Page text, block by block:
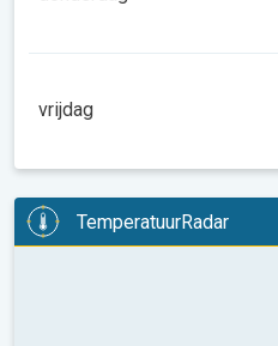
10:00
14 u 06:10
08:00
12 u 06:11
vrijdag
2
08:00
5
TemperatuurRadar